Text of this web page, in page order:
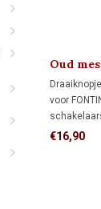
Oud
'klassiek'
voor
€16,90